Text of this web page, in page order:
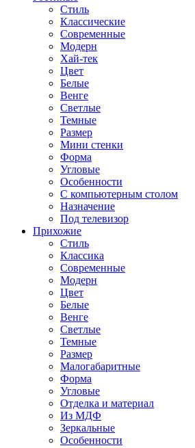
Стиль
Классические
Современные
Модерн
Хай-тек
Цвет
Белые
Венге
Светлые
Темные
Размер
Мини стенки
Форма
Угловые
Особенности
С компьютерным столом
Назначение
Под телевизор
Прихожие
Стиль
Классика
Современные
Модерн
Цвет
Белые
Венге
Светлые
Темные
Размер
Малогабаритные
Форма
Угловые
Отделка и материал
Из МДФ
Зеркальные
Особенности